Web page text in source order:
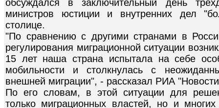
обсуждался в заключительный день
министров юстиции и внутренних дел
столице.
"По сравнению с другими странами в
регулирования миграционной ситуации
15 лет наша страна испытала на себе
мобильности и столкнулась с
внешней миграции", - рассказал РИА
По его словам, в этой ситуации для
только миграционных властей, но и многих